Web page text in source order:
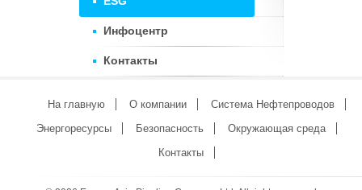
Инфоцентр
Контакты
На главную О компании
Система Нефтепроводов
Энергоресурсы
Безопасность
Окружающая среда
Контакты